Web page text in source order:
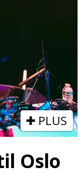
PLUS
Oslo